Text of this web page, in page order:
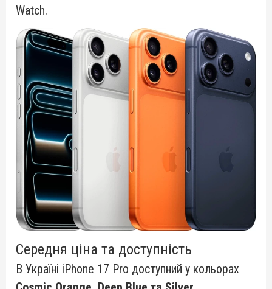
Watch.
Середня ціна та доступність
В Україні iPhone 17 Pro доступний у кольорах